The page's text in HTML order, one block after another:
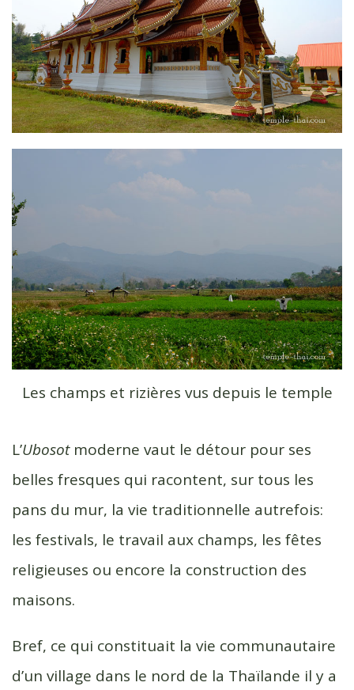
Les champs et rizières vus depuis le temple
L’Ubosotmoderne vaut le détour pour ses
belles fresques qui racontent, sur tous les
pans du mur, la vie traditionnelle autrefois:
les festivals, le travail aux champs, les fêtes
religieuses ou encore la construction des
maisons.
Bref, ce qui constituait la vie communautaire
d’un village dans le nord de la Thaïlande il y a